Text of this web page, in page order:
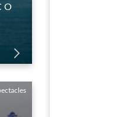
01 Janvier au 31 Decembre